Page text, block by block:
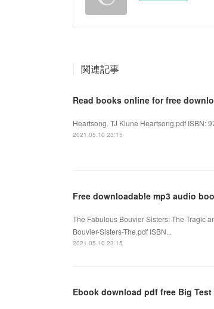
関連記事
Read books online for free
Heartsong. TJ Klune Heartsong.pdf ISBN:
2021.05.10 23:15
Free downloadable mp3 audio
The Fabulous Bouvier Sisters: The Tragic
Bouvier-Sisters-The.pdf ISBN...
2021.05.10 23:15
Ebook download pdf free Big